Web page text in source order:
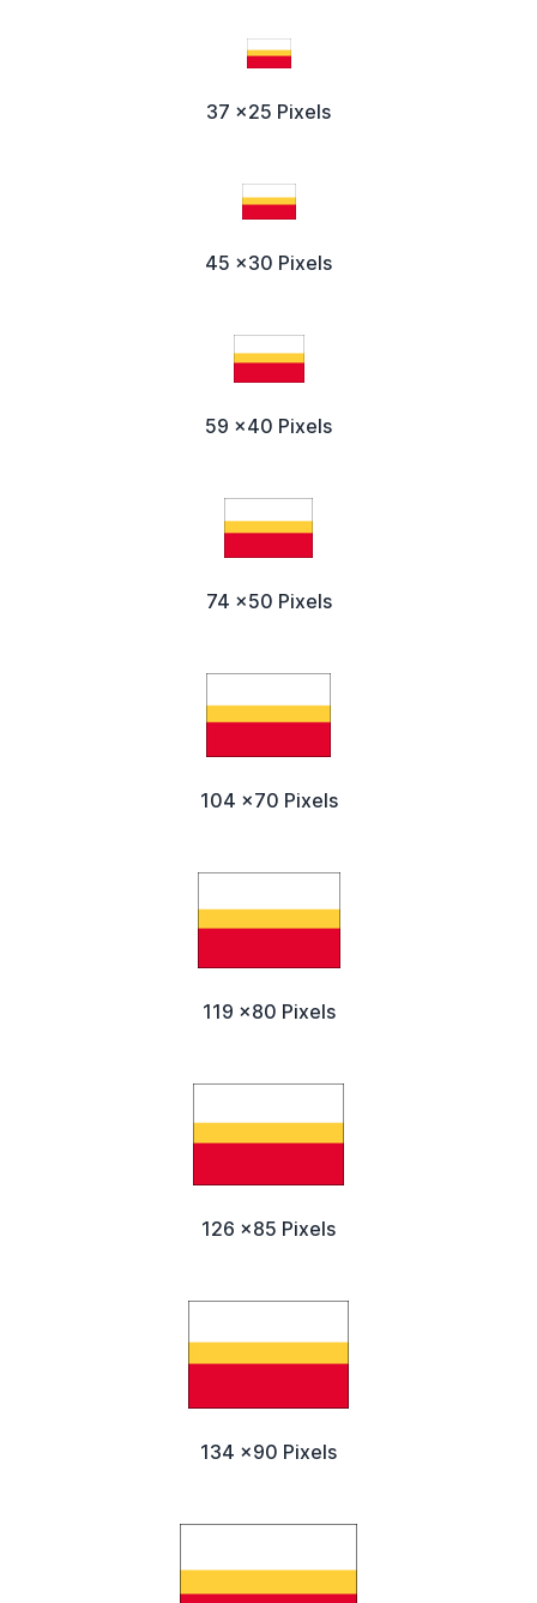
37 x25 Pixels
45 x30 Pixels
59 x40 Pixels
74 x50 Pixels
104 x70 Pixels
119 x80 Pixels
126 x85 Pixels
134 x90 Pixels